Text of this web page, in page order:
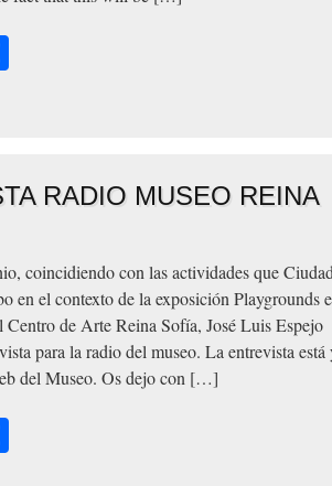
RADIO MUSEO REINA
coincidiendo con las actividades que
en el contexto de la exposición Playgrounds
de Arte Reina Sofía, José Luis Espejo
para la radio del museo. La entrevista está
del Museo. Os dejo con […]